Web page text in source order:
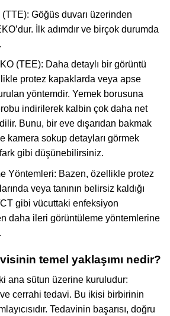
Göğüs duvarı üzerinden
İlk adımdır ve birçok durumda
(TEE): Daha detaylı bir görüntü
protez kapaklarda veya apse
yöntemdir. Yemek borusuna
indirilerek kalbin çok daha net
Bunu, bir eve dışarıdan bakmak
kamera sokup detayları görmek
gibi düşünebilirsiniz.
Yöntemleri: Bazen, özellikle protez
veya tanının belirsiz kaldığı
gibi vücuttaki enfeksiyon
daha ileri görüntüleme yöntemlerine
temel yaklaşımı nedir?
ana sütun üzerine kuruludur:
cerrahi tedavi. Bu ikisi birbirinin
Tedavinin başarısı, doğru